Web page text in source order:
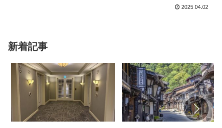
2025.04.02
新着記事